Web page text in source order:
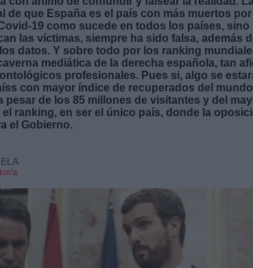
de que España es el país con más muertos
19 como sucede en todos los países,
las víctimas, siempre ha sido falsa, además
datos. Y sobre todo por los ranking
mediática de la derecha española, tan
profesionales. Pues si, algo se
con mayor índice de recuperados del
pesar de los 85 millones de visitantes y del
el ranking, en ser el único país, donde la
el Gobierno.
a